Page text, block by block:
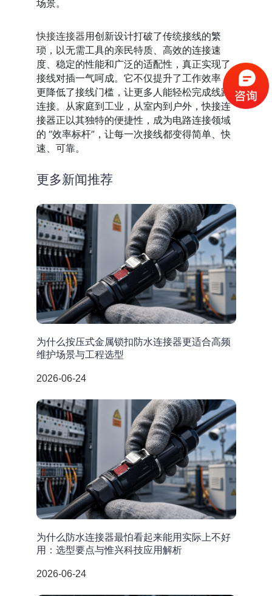
场景。
快接连接器用创新设计打破了传统接线的繁
琐，以无需工具的亲民特质、高效的连接速
度、稳定的性能和广泛的适配性，真正实现了
接线对插一气呵成。它不仅提升了工作效率，
更降低了接线门槛，让更多人能轻松完成线路
连接。从家庭到工业，从室内到户外，快接连
接器正以其独特的便捷性，成为电路连接领域
的 “效率标杆”，让每一次接线都变得简单、快
速、可靠。
更多新闻推荐
为什么按压式金属锁扣防水连接器更适合高频
维护场景与工程选型
2026-06-24
为什么防水连接器最怕看起来能用实际上不好
用：选型要点与惟兴科技应用解析
2026-06-24